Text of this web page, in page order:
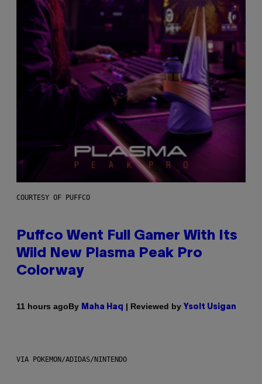
COURTESY OF PUFFCO
Puffco Went Full Gamer With Its
Wild New Plasma Peak Pro
Colorway
11 hours agoBy Maha Haq | Reviewed by Ysolt Usigan
VIA POKEMON/ADIDAS/NINTENDO